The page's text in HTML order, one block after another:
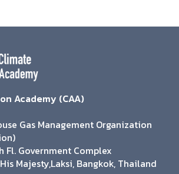
Academy (CAA)
Gas Management Organization
Fl. Government Complex
Majesty,Laksi, Bangkok, Thailand